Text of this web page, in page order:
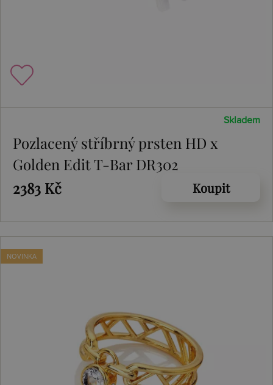
Skladem
Pozlacený stříbrný prsten HD x
Golden Edit T-Bar DR302
2383 Kč
Koupit
NOVINKA